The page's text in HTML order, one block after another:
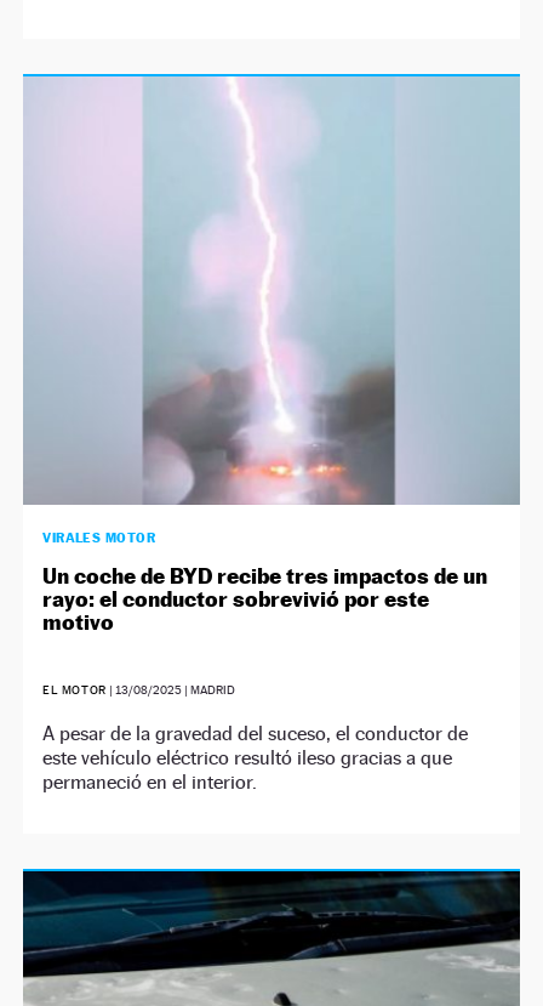
VIRALES MOTOR
Un coche de BYD recibe tres impactos de un
rayo: el conductor sobrevivió por este
motivo
EL MOTOR | 13/08/2025| MADRID
A pesar de la gravedad del suceso, el conductor de
este vehículo eléctrico resultó ileso gracias a que
permaneció en el interior.